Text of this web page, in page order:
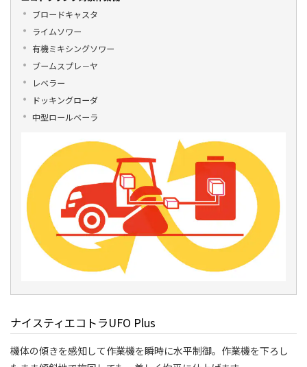
ブロードキャスタ
ライムソワー
有機ミキシングソワー
ブームスプレ－ヤ
レベラー
ドッキングローダ
中型ロールベーラ
ナイスティエコトラUFO Plus
機体の傾きを感知して作業機を瞬時に水平制御。作業機を下ろし